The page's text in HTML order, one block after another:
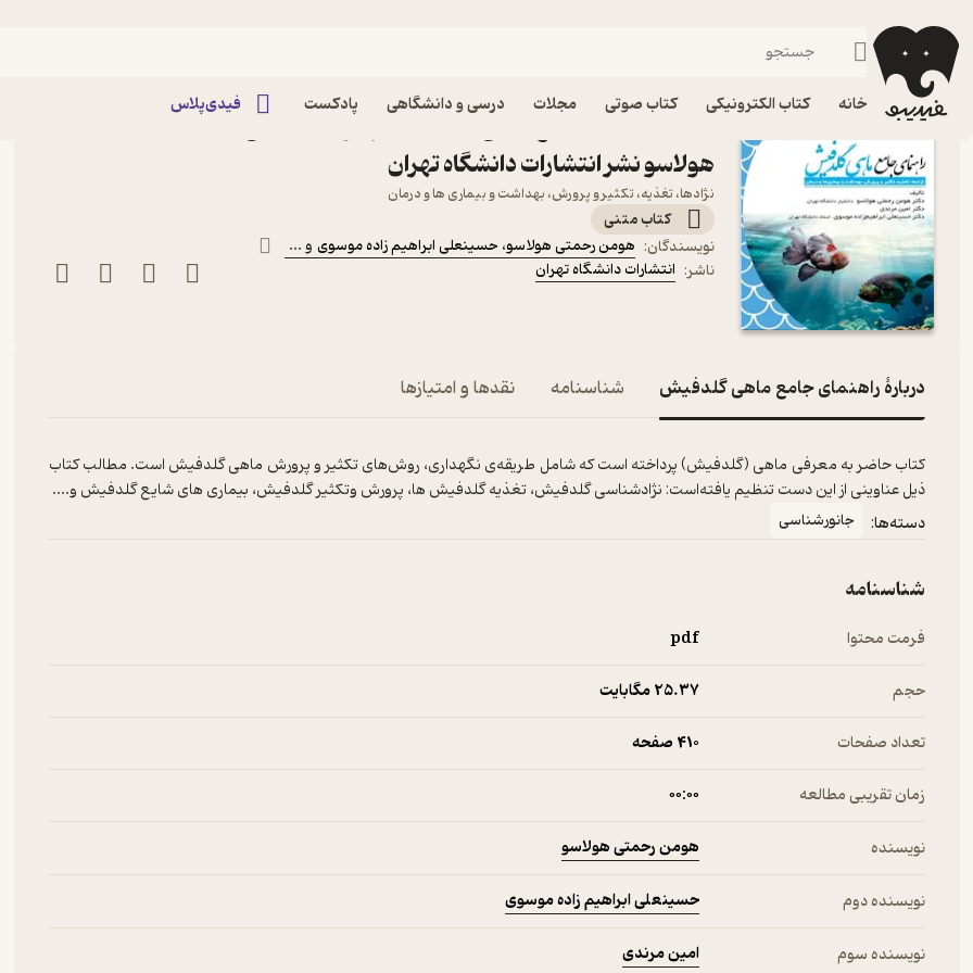
خانه کتاب الکترونیکی کتاب صوتی مجلات درسی و دانشگاهی پادکست فیدی‌پلاس
فیدیبو کتاب الکترونیکی
هولاسو نشر انتشارات دانشگاه تهران
نژادها، تغذیه، تکثیر و پرورش، بهداشت و بیماری ها و درمان
کتاب متنی
نویسندگان: هومن رحمتی هولاسو، حسینعلی ابراهیم زاده موسوی و ...
ناشر: انتشارات دانشگاه تهران
دربارۀ راهنمای جامع ماهی گلدفیش شناسنامه نقدها و امتیازها
کتاب حاضر به معرفی ماهی (گلدفیش) پرداخته ‌است که شامل طریقه‌ی نگهداری، روش‌های تکثیر و پرورش ماهی گلدفیش است. مطالب کتاب
ذیل عناوینی از این دست تنظیم یافته‌است: نژادشناسی گلدفیش، تغذیه گلدفیش ها، پرورش وتکثیر گلدفیش، بیماری های شایع گلدفیش و....
دسته‌ها: جانورشناسی
شناسنامه
فرمت محتوا pdf
حجم 25.۳۷ مگابایت
تعداد صفحات 410 صفحه
زمان تقریبی مطالعه ۰۰:۰۰
نویسنده هومن رحمتی هولاسو
نویسنده دوم حسینعلی ابراهیم زاده موسوی
نویسنده سوم امین مرندی